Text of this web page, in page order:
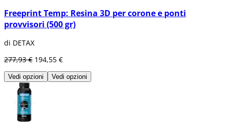
Freeprint Temp: Resina 3D per corone e ponti
provvisori (500 gr)
di DETAX
277,93 € 194,55 €
Vedi opzioni Vedi opzioni